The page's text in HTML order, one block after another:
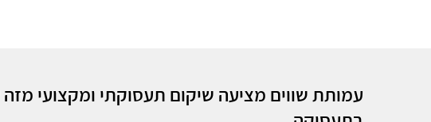
עמותת שווים מציעה שיקום תעסוקתי ומקצועי